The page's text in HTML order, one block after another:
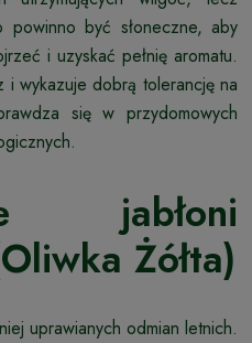
powinno być słoneczne, aby
i uzyskać pełnię aromatu.
i wykazuje dobrą tolerancję na
się w przydomowych
jabłoni
Żółta)
uprawianych odmian letnich.